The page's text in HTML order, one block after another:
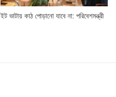
ইট ভাটায় কাঠ পোড়ানো যাবে না: পরিবেশমন্ত্রী